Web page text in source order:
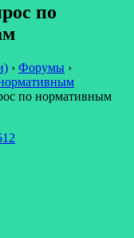
по
› Форумы ›
по нормативным